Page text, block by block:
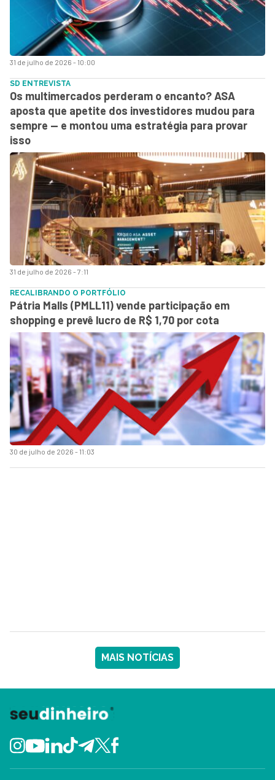
31 de julho de 2026 - 10:00
31 de julho de 2026 - 7:11
SD ENTREVISTA
Os multimercados perderam o encanto? ASA
aposta que apetite dos investidores mudou para
sempre — e montou uma estratégia para provar
isso
30 de julho de 2026 - 11:03
RECALIBRANDO O PORTFÓLIO
Pátria Malls (PMLL11) vende participação em
shopping e prevê lucro de R$ 1,70 por cota
MAIS NOTÍCIAS